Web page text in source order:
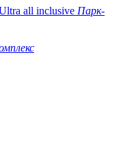
all inclusive Парк-